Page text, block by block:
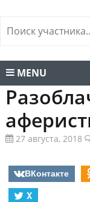
MENU
27 августа, 2018
ВКонтакте
X